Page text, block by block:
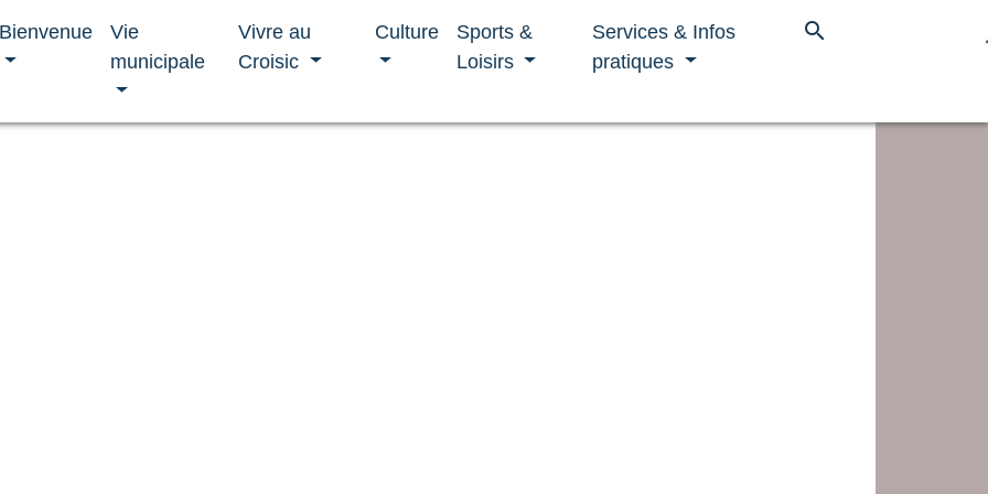
Bienvenue
Vie
municipale
Vivre au
Croisic
Culture
Sports &
Loisirs
Services & Infos
pratiques
search